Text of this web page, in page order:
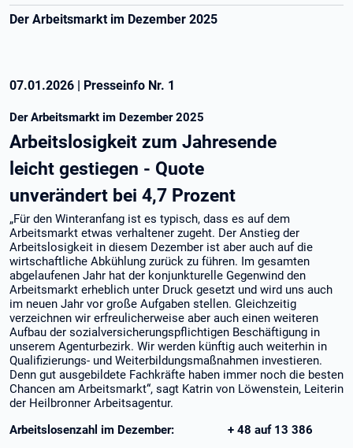
Der Arbeitsmarkt im Dezember 2025
07.01.2026 | Presseinfo Nr. 1
Der Arbeitsmarkt im Dezember 2025
Arbeitslosigkeit zum Jahresende
leicht gestiegen - Quote
unverändert bei 4,7 Prozent
„Für den Winteranfang ist es typisch, dass es auf dem
Arbeitsmarkt etwas verhaltener zugeht. Der Anstieg der
Arbeitslosigkeit in diesem Dezember ist aber auch auf die
wirtschaftliche Abkühlung zurück zu führen. Im gesamten
abgelaufenen Jahr hat der konjunkturelle Gegenwind den
Arbeitsmarkt erheblich unter Druck gesetzt und wird uns auch
im neuen Jahr vor große Aufgaben stellen. Gleichzeitig
verzeichnen wir erfreulicherweise aber auch einen weiteren
Aufbau der sozialversicherungspflichtigen Beschäftigung in
unserem Agenturbezirk. Wir werden künftig auch weiterhin in
Qualifizierungs- und Weiterbildungsmaßnahmen investieren.
Denn gut ausgebildete Fachkräfte haben immer noch die besten
Chancen am Arbeitsmarkt“, sagt Katrin von Löwenstein, Leiterin
der Heilbronner Arbeitsagentur.
Arbeitslosenzahl im Dezember: + 48 auf 13 386